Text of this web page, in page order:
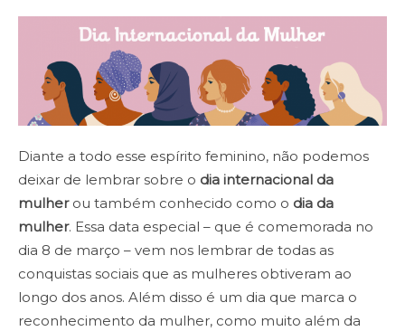
Diante a todo esse espírito feminino, não podemos
deixar de lembrar sobre o dia internacional da
mulherou também conhecido como o dia da
mulher. Essa data especial – que é comemorada no
dia 8 de março – vem nos lembrar de todas as
conquistas sociais que as mulheres obtiveram ao
longo dos anos. Além disso é um dia que marca o
reconhecimento da mulher, como muito além da